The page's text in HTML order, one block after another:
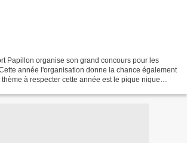
Papillon organise son grand concours pour les
année l'organisation donne la chance également
à respecter cette année est le pique nique